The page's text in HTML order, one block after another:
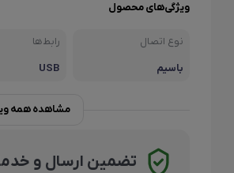
شارژر لپ‌ تاپ
تجهیزات ذخیره سازی اطلاعات
کابل های
لوازم
لوازم
ویژگی‌های محصول
نوع اتصال
باسیم
رابط‌ها
USB
مشاهده همه
تضمین ارسال و